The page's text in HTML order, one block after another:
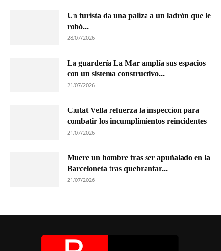
Un turista da una paliza a un ladrón que le
robó...
28/07/2026
La guardería La Mar amplía sus espacios
con un sistema constructivo...
21/07/2026
Ciutat Vella refuerza la inspección para
combatir los incumplimientos reincidentes
21/07/2026
Muere un hombre tras ser apuñalado en la
Barceloneta tras quebrantar...
21/07/2026